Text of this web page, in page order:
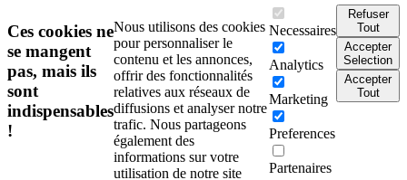
Ces cookies ne
se mangent
pas, mais ils
sont
indispensables
!
Nous utilisons des cookies
pour personnaliser le
contenu et les annonces,
offrir des fonctionnalités
relatives aux réseaux de
diffusions et analyser notre
trafic. Nous partageons
également des
informations sur votre
utilisation de notre site
Necessaires
Analytics
Marketing
Preferences
Partenaires
Refuser
Tout
Accepter
Selection
Accepter
Tout